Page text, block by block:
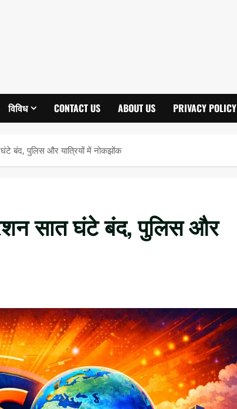
विविध CONTACT US ABOUT US PRIVACY POLICY
घंटे बंद, पुलिस और यात्रियों में नोकझोंक
सात घंटे बंद, पुलिस और